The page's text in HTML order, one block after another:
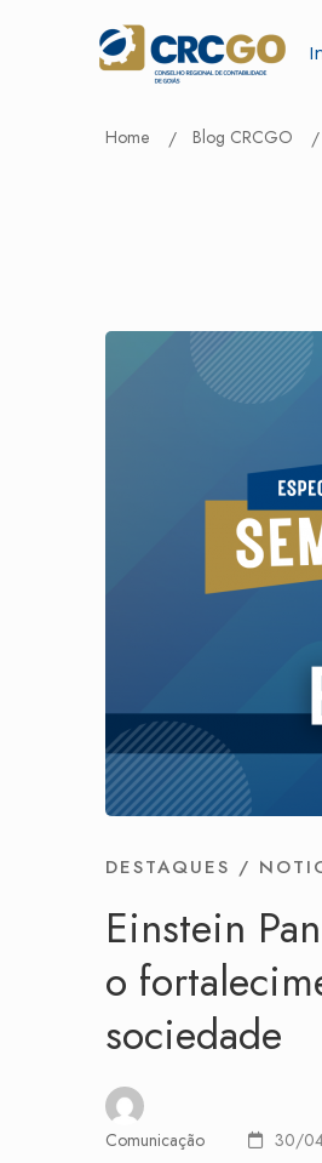
Home Blog CRCGO
DESTAQUES /
Einstein
o
sociedade
Comunicação 30/